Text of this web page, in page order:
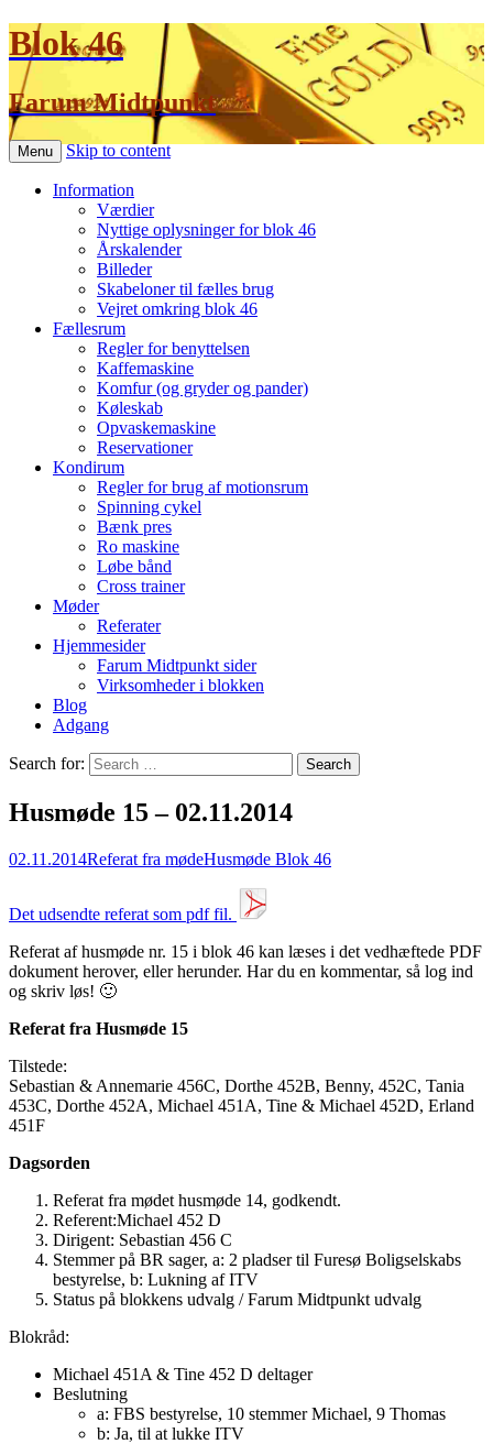
Blok 46
Farum Midtpunkt
Menu Skip to content
Information
Værdier
Nyttige oplysninger for blok 46
Årskalender
Billeder
Skabeloner til fælles brug
Vejret omkring blok 46
Fællesrum
Regler for benyttelsen
Kaffemaskine
Komfur (og gryder og pander)
Køleskab
Opvaskemaskine
Reservationer
Kondirum
Regler for brug af motionsrum
Spinning cykel
Bænk pres
Ro maskine
Løbe bånd
Cross trainer
Møder
Referater
Hjemmesider
Farum Midtpunkt sider
Virksomheder i blokken
Blog
Adgang
Search for:
Husmøde 15 – 02.11.2014
02.11.2014Referat fra mødeHusmøde Blok 46
Det udsendte referat som pdf fil.
Referat af husmøde nr. 15 i blok 46 kan læses i det vedhæftede PDF
dokument herover, eller herunder. Har du en kommentar, så log ind
og skriv løs! 🙂
Referat fra Husmøde 15
Tilstede:
Sebastian & Annemarie 456C, Dorthe 452B, Benny, 452C, Tania
453C, Dorthe 452A, Michael 451A, Tine & Michael 452D, Erland
451F
Dagsorden
Referat fra mødet husmøde 14, godkendt.
Referent:Michael 452 D
Dirigent: Sebastian 456 C
Stemmer på BR sager, a: 2 pladser til Furesø Boligselskabs
bestyrelse, b: Lukning af ITV
Status på blokkens udvalg / Farum Midtpunkt udvalg
Blokråd:
Michael 451A & Tine 452 D deltager
Beslutning
a: FBS bestyrelse, 10 stemmer Michael, 9 Thomas
b: Ja, til at lukke ITV